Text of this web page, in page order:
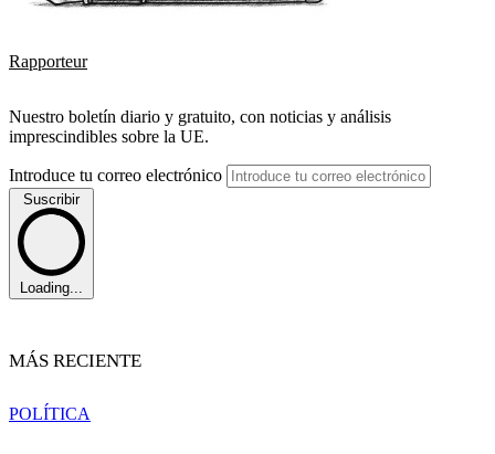
Rapporteur
Nuestro boletín diario y gratuito, con noticias y análisis
imprescindibles sobre la UE.
Introduce tu correo electrónico
Suscribir
Loading...
MÁS RECIENTE
POLÍTICA